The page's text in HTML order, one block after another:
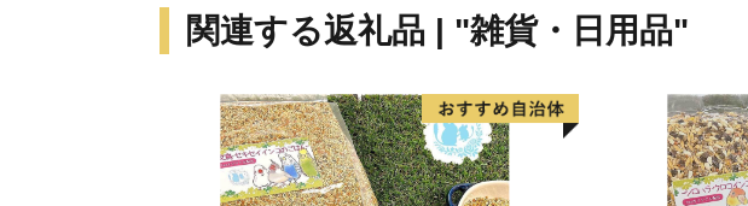
関連する返礼品 | "雑貨・日用品"